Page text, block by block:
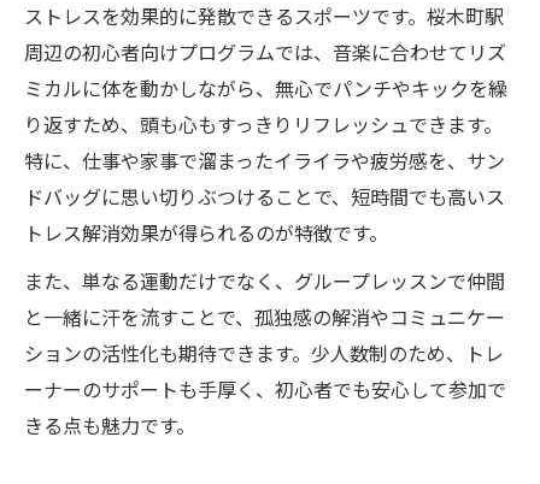
ストレスを効果的に発散できるスポーツです。桜木町駅
周辺の初心者向けプログラムでは、音楽に合わせてリズ
ミカルに体を動かしながら、無心でパンチやキックを繰
り返すため、頭も心もすっきりリフレッシュできます。
特に、仕事や家事で溜まったイライラや疲労感を、サン
ドバッグに思い切りぶつけることで、短時間でも高いス
トレス解消効果が得られるのが特徴です。
また、単なる運動だけでなく、グループレッスンで仲間
と一緒に汗を流すことで、孤独感の解消やコミュニケー
ションの活性化も期待できます。少人数制のため、トレ
ーナーのサポートも手厚く、初心者でも安心して参加で
きる点も魅力です。